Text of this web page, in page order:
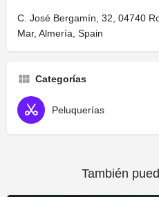
C. José Bergamín, 32, 04740
Mar, Almería, Spain
Categorías
Peluquerías
También